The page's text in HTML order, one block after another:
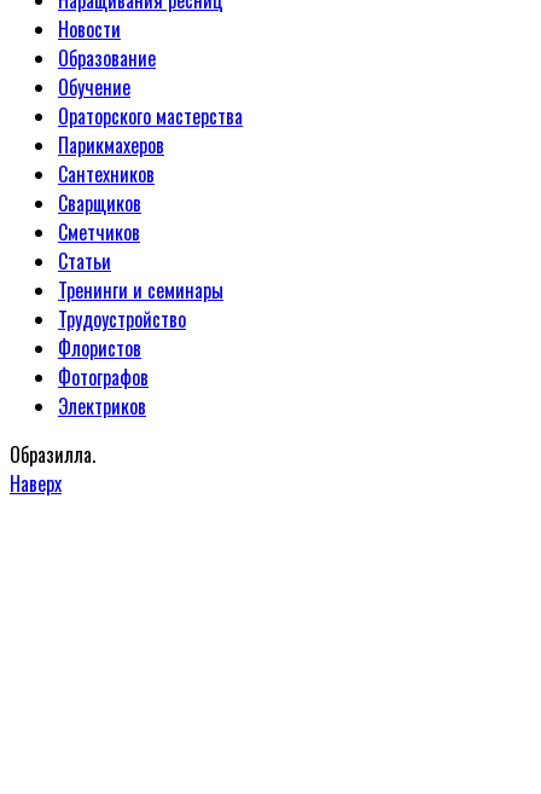
Новости
Образование
Обучение
Ораторского мастерства
Парикмахеров
Сантехников
Сварщиков
Сметчиков
Статьи
Тренинги и семинары
Трудоустройство
Флористов
Фотографов
Электриков
Образилла.
Наверх